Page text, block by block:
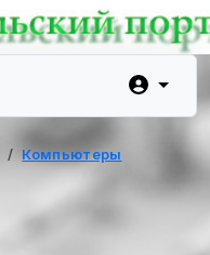
Компьютеры